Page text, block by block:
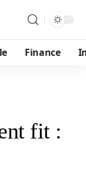
Finance
fit :